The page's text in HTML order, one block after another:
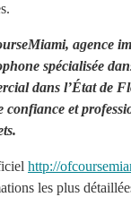
agence
spécialisée
dans l’État de
confiance et
http://
les plus